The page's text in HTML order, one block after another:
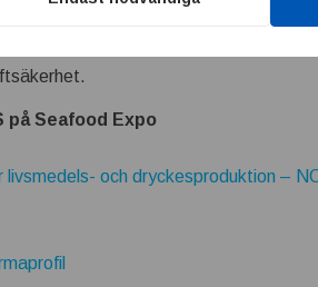
kan revolutionera din
dess tillverkningsprinciper och
på Seafood Expo
livsmedels- och dryckesproduktion –